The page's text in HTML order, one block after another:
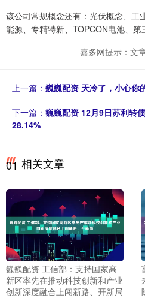
该公司常规概念还有：光伏概念、工
能源、专精特新、TOPCON电池、第
嘉多网提示：文
上一篇： 巍巍配资 天冷了，小心你
下一篇： 巍巍配资 12月9日苏利转
28.14%
01 相关文章
巍巍配资 工信部：支持国家高
新区率先在推动科技创新和产业
创新深度融合上闯新路、开新局